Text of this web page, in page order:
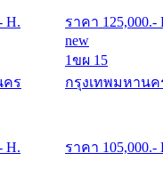
H.
ราคา 125,000.-
คร
H.
new
1ขผ 15
กรุงเทพมหานค
ราคา 105,000.-